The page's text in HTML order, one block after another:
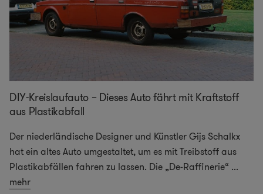
DIY-Kreislaufauto – Dieses Auto fährt mit Kraftstoff
aus Plastikabfall
Der niederländische Designer und Künstler Gijs Schalkx
hat ein altes Auto umgestaltet, um es mit Treibstoff aus
Plastikabfällen fahren zu lassen. Die „De-Raffinerie“ ...
mehr